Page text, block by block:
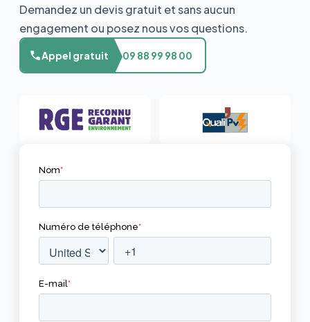
Demandez un devis gratuit et sans aucun
engagement ou posez nous vos questions.
Appel gratuit 09 88 99 98 00